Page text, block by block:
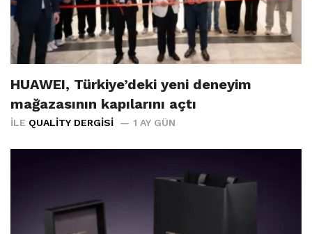
HUAWEI, Türkiye’deki yeni deneyim
mağazasının kapılarını açtı
İLE QUALITY DERGISI 1 AY GÜN